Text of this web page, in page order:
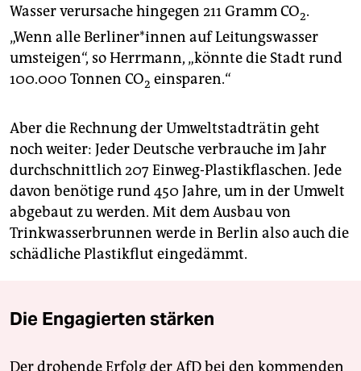
Wasser verursache hingegen 211 Gramm CO2.
„Wenn alle Berliner*innen auf Leitungswasser
umsteigen“, so Herrmann, „könnte die Stadt rund
100.000 Tonnen CO2 einsparen.“
Aber die Rechnung der Umweltstadträtin geht
noch weiter: Jeder Deutsche verbrauche im Jahr
durchschnittlich 207 Einweg-Plastikflaschen. Jede
davon benötige rund 450 Jahre, um in der Umwelt
abgebaut zu werden. Mit dem Ausbau von
Trinkwasserbrunnen werde in Berlin also auch die
schädliche Plastikflut eingedämmt.
Die Engagierten stärken
Der drohende Erfolg der AfD bei den kommenden